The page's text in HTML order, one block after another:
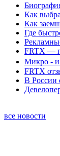
Как
Как
Где
FRTX —
Микро - и
FRTX
В России
все новости